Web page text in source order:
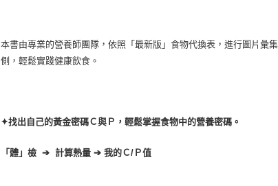
本書由專業的營養師團隊，依照「最新版」食物代換表，進行圖片彙
側，輕鬆實踐健康飲食。
✦找出自己的黃金密碼Ｃ與Ｐ，輕鬆掌握食物中的營養密碼。
「體」檢➔ 計算熱量 ➔ 我的Ｃ/ Ｐ值